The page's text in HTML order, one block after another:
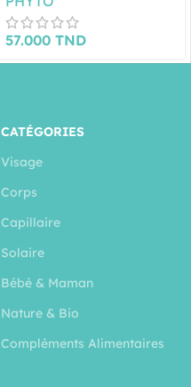
57.000 TND
CATÉGORIES
Visage
Corps
Capillaire
Solaire
Bébé & Maman
Nature & Bio
Compléments Alimentaires